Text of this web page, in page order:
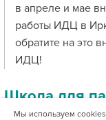
в апреле и мае
работы ИДЦ в
обратите на это
ИДЦ!
Школа для
Мы используем